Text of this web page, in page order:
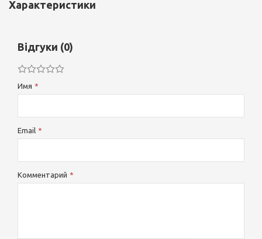
Характеристики
Відгуки (0)
Имя
Email
Комментарий